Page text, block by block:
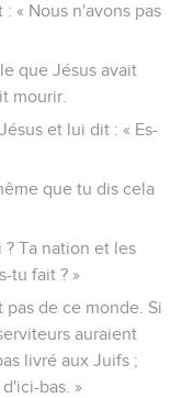
« Nous n'avons pas
que Jésus avait
mourir.
et lui dit : « Es-
que tu dis cela
Ta nation et les
tu fait ? »
pas de ce monde. Si
auraient
livré aux Juifs ;
bas. »